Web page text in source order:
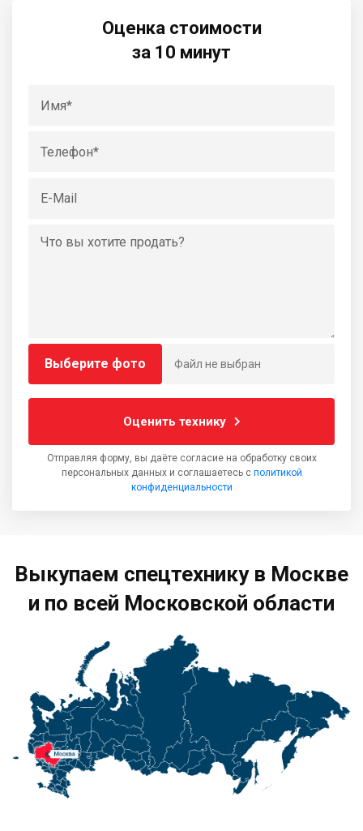
Оценка стоимости
за 10 минут
Выберите фото Файл не выбран
Оценить технику
Отправляя форму, вы даёте согласие на обработку своих
персональных данных и соглашаетесь с политикой
конфиденциальности
Выкупаем спецтехнику в Москве
и по всей Московской области